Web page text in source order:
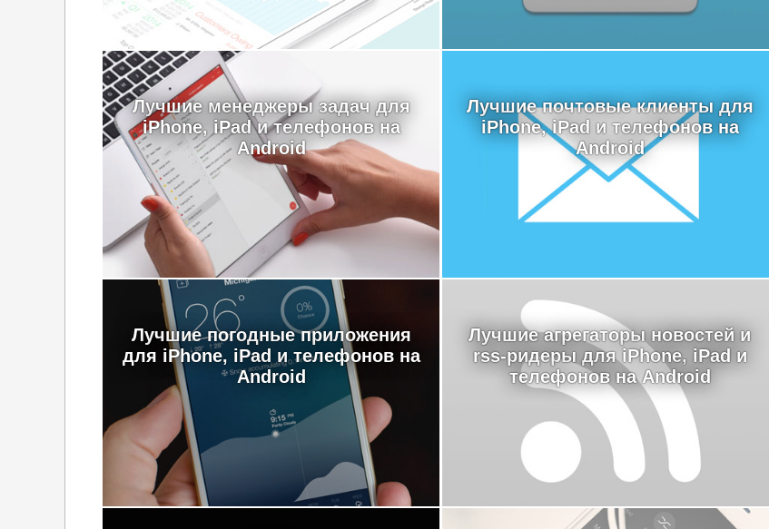
Лучшие менеджеры задач для
iPhone, iPad и телефонов на
Android
Лучшие почтовые клиенты для
iPhone, iPad и телефонов на
Android
Лучшие погодные приложения
для iPhone, iPad и телефонов на
Android
Лучшие агрегаторы новостей и
rss-ридеры для iPhone, iPad и
телефонов на Android